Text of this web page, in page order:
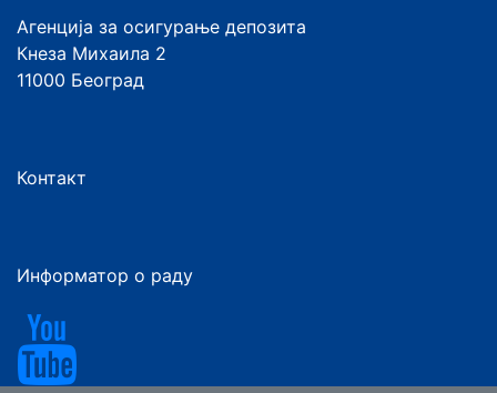
Агенција за осигурање депозита
Кнеза Михаила 2
11000 Београд
Контакт
Информатор о раду